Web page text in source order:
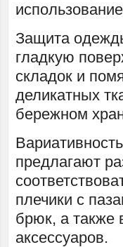
Защита
гладкую
складок и
деликатных
бережном
предлагают
плечики с
брюк, а также
аксессуаров.